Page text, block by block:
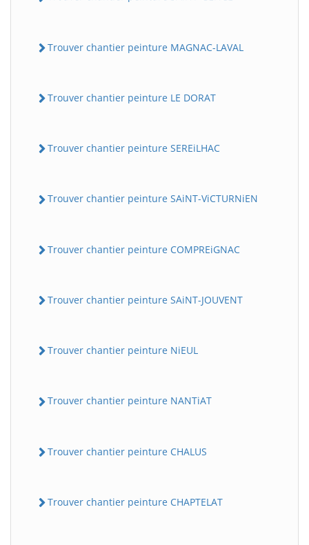
Trouver chantier peinture MAGNAC-LAVAL
Trouver chantier peinture LE DORAT
Trouver chantier peinture SEREiLHAC
Trouver chantier peinture SAiNT-ViCTURNiEN
Trouver chantier peinture COMPREiGNAC
Trouver chantier peinture SAiNT-JOUVENT
Trouver chantier peinture NiEUL
Trouver chantier peinture NANTiAT
Trouver chantier peinture CHALUS
Trouver chantier peinture CHAPTELAT